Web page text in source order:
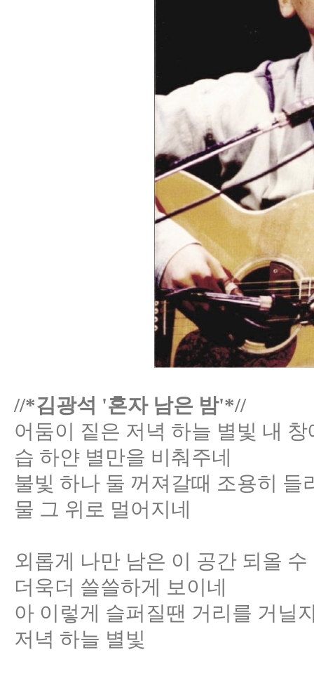
//*김광석 '혼자 남은 밤'*//
어둠이 짙은 저녁 하늘 별빛 내
습 하얀 별만을 비춰주네
불빛 하나 둘 꺼져갈때 조용히
물 그 위로 멀어지네
외롭게 나만 남은 이 공간 되올
더욱더 쓸쓸하게 보이네
아 이렇게 슬퍼질땐 거리를 거닐
저녁 하늘 별빛